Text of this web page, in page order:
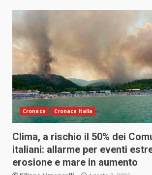
Cronaca Cronaca Italia
Clima, a rischio il 50% dei
italiani: allarme per eventi
erosione e mare in aumento